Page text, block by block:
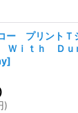
ー プリント
Ｗｉｔｈ Ｄｕ
]
)